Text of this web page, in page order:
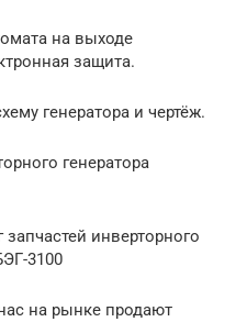
на выходе
защита.
генератора и чертёж.
генератора
инверторного
3100
на рынке продают